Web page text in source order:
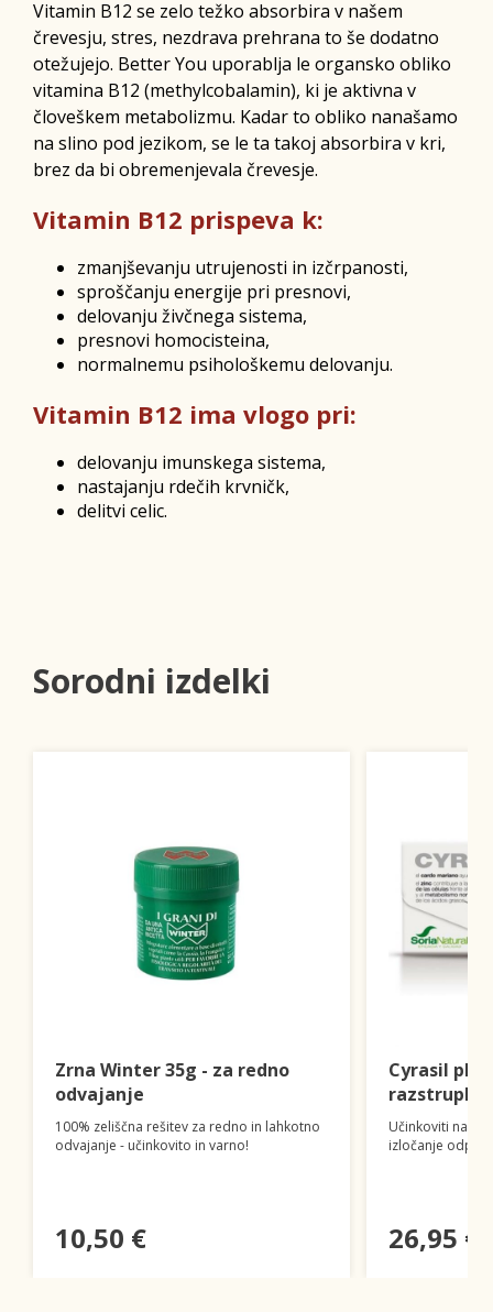
Vitamin B12 se zelo težko absorbira v našem
črevesju, stres, nezdrava prehrana to še dodatno
otežujejo. Better You uporablja le organsko obliko
vitamina B12 (methylcobalamin), ki je aktivna v
človeškem metabolizmu. Kadar to obliko nanašamo
na slino pod jezikom, se le ta takoj absorbira v kri,
brez da bi obremenjevala črevesje.
Vitamin B12 prispeva k:
zmanjševanju utrujenosti in izčrpanosti,
sproščanju energije pri presnovi,
delovanju živčnega sistema,
presnovi homocisteina,
normalnemu psihološkemu delovanju.
Vitamin B12 ima vlogo pri:
delovanju imunskega sistema,
nastajanju rdečih krvničk,
delitvi celic.
Sorodni izdelki
Zrna Winter 35g - za redno
odvajanje
100% zeliščna rešitev za redno in lahkotno
odvajanje - učinkovito in varno!
10,50 €
Cyrasil
Učinkoviti
izločanje
26,95 €